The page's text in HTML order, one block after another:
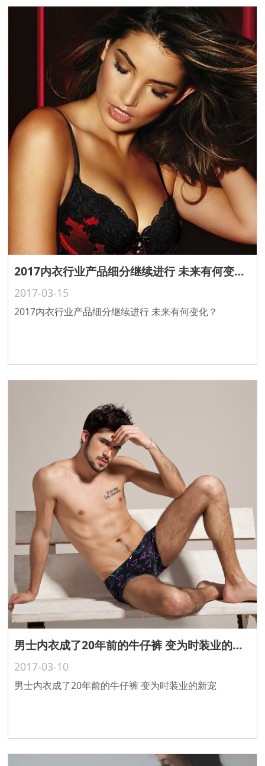
2017内衣行业产品细分继续进行 未来有何变化？
2017-03-15
2017内衣行业产品细分继续进行 未来有何变化？
男士内衣成了20年前的牛仔裤 变为时装业的新宠
2017-03-10
男士内衣成了20年前的牛仔裤 变为时装业的新宠